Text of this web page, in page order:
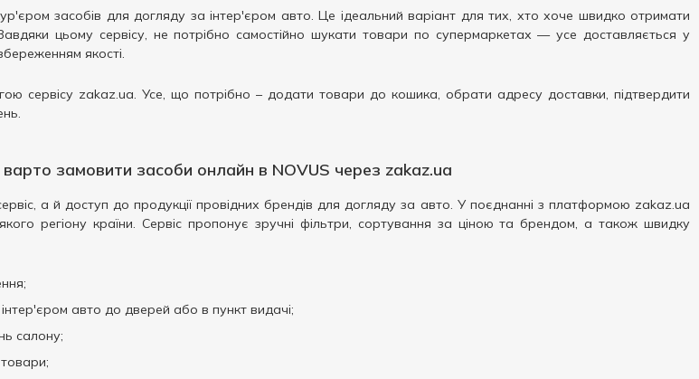
засобів для догляду за інтер'єром авто. Це ідеальний варіант для тих, хто хоче швидко отримати
цьому сервісу, не потрібно самостійно шукати товари по супермаркетах — усе доставляється у
якості.
сервісу zakaz.ua. Усе, що потрібно – додати товари до кошика, обрати адресу доставки, підтвердити
замовити засоби онлайн в NOVUS через zakaz.ua
а й доступ до продукції провідних брендів для догляду за авто. У поєднанні з платформою zakaz.ua
регіону країни. Сервіс пропонує зручні фільтри, сортування за ціною та брендом, а також швидку
авто до дверей або в пункт видачі;
салону;